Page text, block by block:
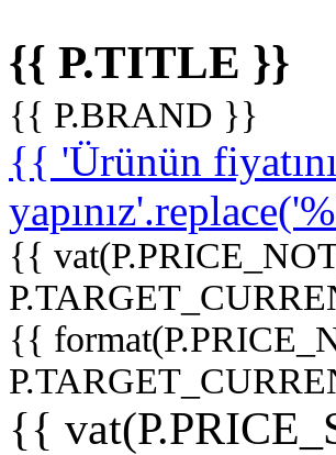
{{ P.TITLE }}
{{ P.BRAND }}
{{ 'Ürünün
{{
{{
{{